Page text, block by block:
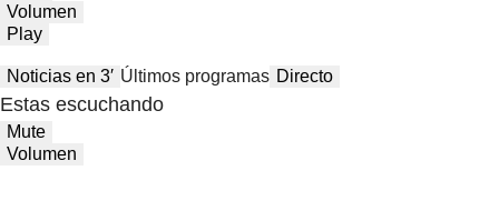
Volumen
Play
Noticias en 3′ Últimos programas Directo
Estas escuchando
Mute
Volumen